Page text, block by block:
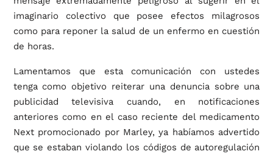
imaginario colectivo que posee efectos milagrosos
como para reponer la salud de un enfermo en cuestión
de horas.
Lamentamos que esta comunicación con ustedes
tenga como objetivo reiterar una denuncia sobre una
publicidad televisiva cuando, en notificaciones
anteriores como en el caso reciente del medicamento
Next promocionado por Marley, ya habíamos advertido
que se estaban violando los códigos de autoregulación